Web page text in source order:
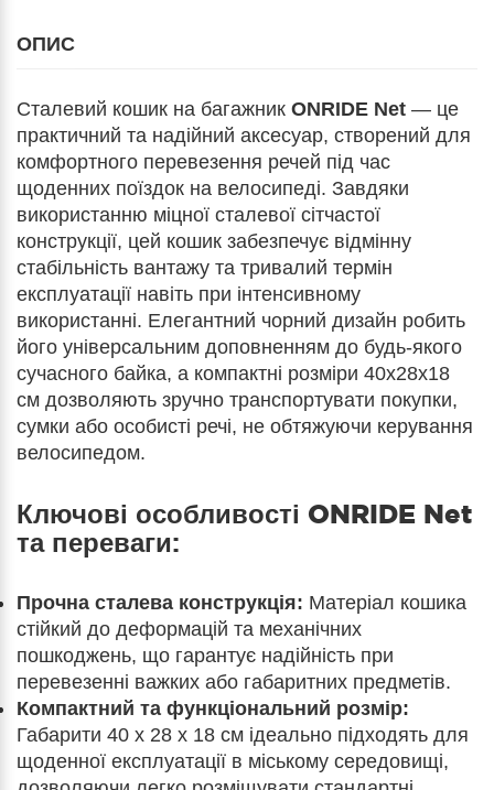
ОПИС
Сталевий кошик на багажник ONRIDE Net — це
практичний та надійний аксесуар, створений для
комфортного перевезення речей під час
щоденних поїздок на велосипеді. Завдяки
використанню міцної сталевої сітчастої
конструкції, цей кошик забезпечує відмінну
стабільність вантажу та тривалий термін
експлуатації навіть при інтенсивному
використанні. Елегантний чорний дизайн робить
його універсальним доповненням до будь-якого
сучасного байка, а компактні розміри 40x28x18
см дозволяють зручно транспортувати покупки,
сумки або особисті речі, не обтяжуючи керування
велосипедом.
Ключові особливості ONRIDE Net
та переваги:
Прочна сталева конструкція: Матеріал кошика
стійкий до деформацій та механічних
пошкоджень, що гарантує надійність при
перевезенні важких або габаритних предметів.
Компактний та функціональний розмір:
Габарити 40 x 28 x 18 см ідеально підходять для
щоденної експлуатації в міському середовищі,